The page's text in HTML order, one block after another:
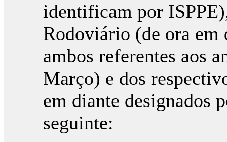
identificam por
Rodoviário (de ora em
ambos referentes aos
Março) e dos
em diante designados
seguinte: